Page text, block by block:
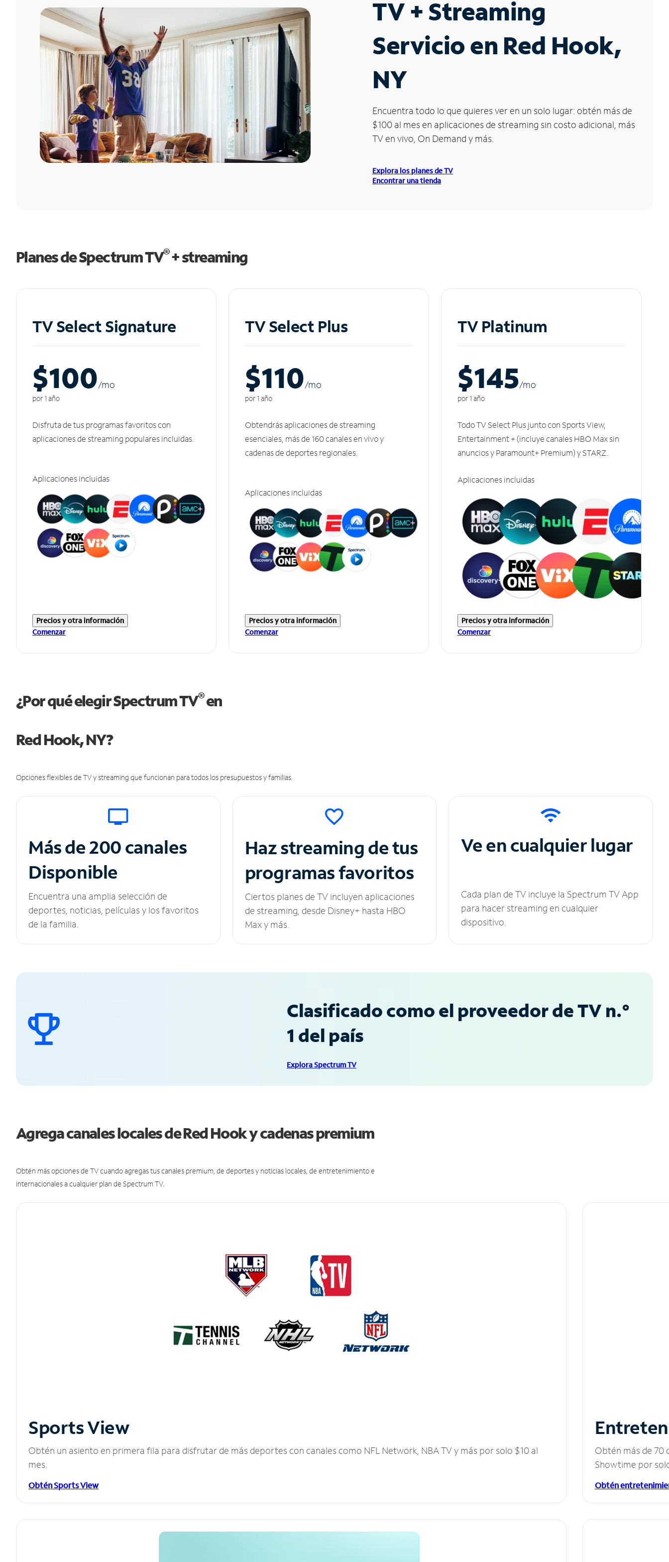
TV + Streaming
Servicio en Red Hook,
NY
Encuentra todo lo que quieres ver en un solo lugar: obtén más de
$100 al mes en aplicaciones de streaming sin costo adicional, más
TV en vivo, On Demand y más.
Explora los planes de TV
Encontrar una tienda
Planes de Spectrum TV®+ streaming
TV Select Signature
$100/mo
por 1 año
Disfruta de tus programas favoritos con
aplicaciones de streaming populares incluidas.
Aplicaciones incluidas
Precios y otra información
Comenzar
TV Select Plus
$110/mo
por 1 año
Obtendrás aplicaciones de streaming
esenciales, más de 160 canales en vivo y
cadenas de deportes regionales.
Aplicaciones incluidas
Precios y otra información
Comenzar
TV Platinum
$145/mo
por 1 año
Todo TV Select Plus junto con Sports View,
Entertainment + (incluye canales HBO Max sin
anuncios y Paramount+ Premium) y STARZ.
Aplicaciones incluidas
Precios y otra información
Comenzar
¿Por qué elegir Spectrum TV®en
Red Hook, NY?
Opciones flexibles de TV y streaming que funcionan para todos los presupuestos y familias.
Más de 200 canales
Disponible
Encuentra una amplia selección de
deportes, noticias, películas y los favoritos
de la familia.
Haz streaming de tus
programas favoritos
Ciertos planes de TV incluyen aplicaciones
de streaming, desde Disney+ hasta HBO
Max y más.
Ve en cualquier lugar
Cada plan de TV incluye la Spectrum TV App
para hacer streaming en cualquier
dispositivo.
Clasificado como el proveedor de TV n.°
1 del país
Explora Spectrum TV
Agrega canales locales de Red Hook y cadenas premium
Obtén más opciones de TV cuando agregas tus canales premium, de deportes y noticias locales, de entretenimiento e
internacionales a cualquier plan de Spectrum TV.
Sports View
Obtén un asiento en primera fila para disfrutar de más deportes con canales como NFL Network, NBA TV y más por solo $10 al
mes.
Obtén Sports View
Obtén más de 70
Showtime por
Obtén